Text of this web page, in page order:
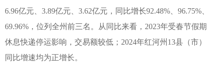
6.96亿元、3.89亿元、3.62亿元，同比增长92.48%、96.75%、
69.96%，位列全州前三名。从同比来看，2023年受春节假期
休息快递停运影响，交易额较低；2024年红河州13县（市）
同比增速均为正增长。